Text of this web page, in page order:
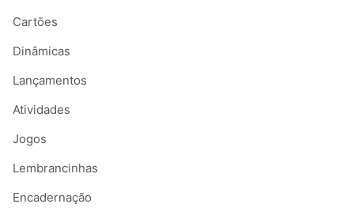
Cartões
Dinâmicas
Lançamentos
Atividades
Jogos
Lembrancinhas
Encadernação